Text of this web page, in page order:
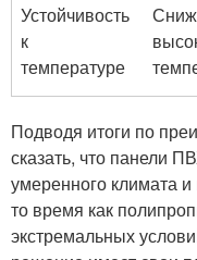
Устойчивость
к
температуре
Подводя итоги по
сказать, что панели
умеренного климата
то время как
экстремальных